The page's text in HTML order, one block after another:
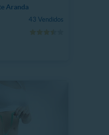
Aranda
43 Vendidos